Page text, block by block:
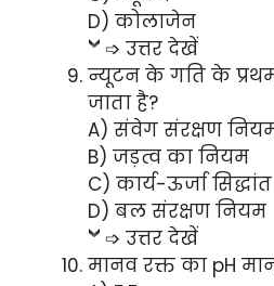
D) कोलाजेन
➩ उत्तर देखें
न्यूटन के गति के
जाता है?
A) संवेग संरक्षण
B) जड़त्व का नियम
C) कार्य-ऊर्जा सिद्धांत
D) बल संरक्षण नियम
➩ उत्तर देखें
मानव रक्त का pH